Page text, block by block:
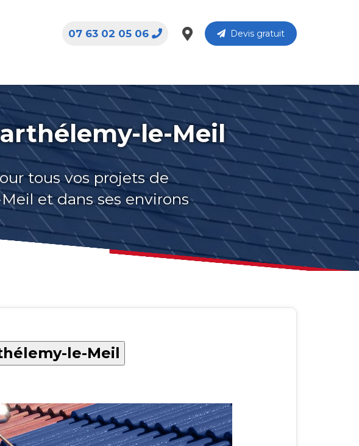
Devis gratuit
07 63 02 05 06
le-Meil
tous vos projets de
et dans ses environs
le-Meil